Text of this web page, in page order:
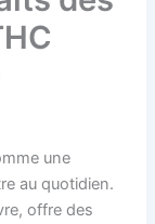
une
au quotidien.
offre des